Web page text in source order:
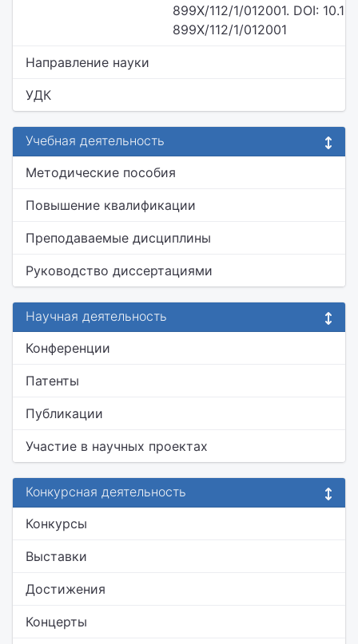
899X/112/1/012001. DOI:
899X/112/1/012001
Направление науки
УДК
Учебная деятельность
Методические пособия
Повышение квалификации
Преподаваемые дисциплины
Руководство диссертациями
Научная деятельность
Конференции
Патенты
Публикации
Участие в научных проектах
Конкурсная деятельность
Конкурсы
Выставки
Достижения
Концерты